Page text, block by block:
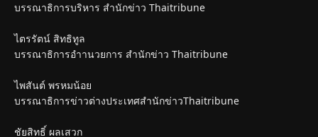
บรรณาธิการบริหาร สำนักข่าว Thaitribune
ไตรรัตน์ สิทธิทูล
บรรณาธิการอำานวยการ สำนักข่าว Thaitribune
ไพสันต์ พรหมน้อย
บรรณาธิการข่าวต่างประเทศสำนักข่าวThaitribune
ชัยสิทธิ์ ผลเสวก